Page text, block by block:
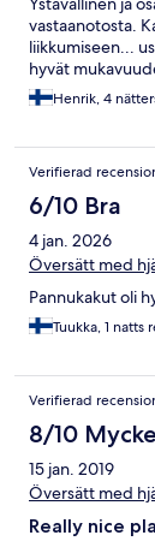
vastaanotosta.
liikkumiseen...
hyvät
sauna.👍
Henrik, 4
Verifierad
6/10 Bra
4 jan. 2026
Översätt med
Pannukakut oli
Tuukka, 1 natts
Verifierad
8/10
15 jan. 2019
Översätt med
Really nice